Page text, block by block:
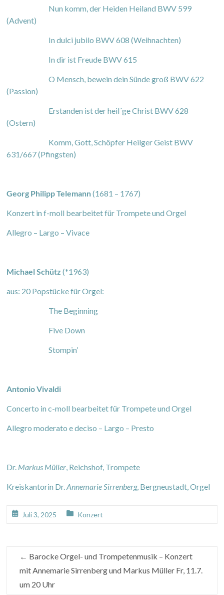
Nun komm, der Heiden Heiland BWV 599
(Advent)
In dulci jubilo BWV 608 (Weihnachten)
In dir ist Freude BWV 615
O Mensch, bewein dein Sünde groß BWV 622
(Passion)
Erstanden ist der heil´ge Christ BWV 628
(Ostern)
Komm, Gott, Schöpfer Heilger Geist BWV
631/667 (Pfingsten)
Georg Philipp Telemann(1681 – 1767)
Konzert in f-moll bearbeitet für Trompete und Orgel
Allegro – Largo – Vivace
Michael Schütz (*1963)
aus: 20 Popstücke für Orgel:
The Beginning
Five Down
Stompin’
Antonio Vivaldi
Concerto in c-moll bearbeitet für Trompete und Orgel
Allegro moderato e deciso – Largo – Presto
Dr. Markus Müller , Reichshof, Trompete
Kreiskantorin Dr.Annemarie Sirrenberg, Bergneustadt, Orgel
Juli 3, 2025 Konzert
← Barocke Orgel- und Trompetenmusik – Konzert
mit Annemarie Sirrenberg und Markus Müller Fr, 11.7.
um 20 Uhr